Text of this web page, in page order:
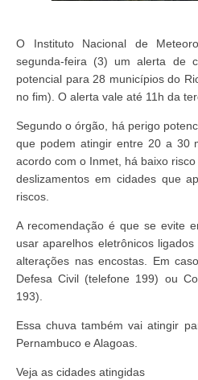
O Instituto Nacional de
segunda-feira (3) um alerta de
potencial para 28 municípios do
no fim). O alerta vale até 11h da
Segundo o órgão, há perigo
que podem atingir entre 20 a 30
acordo com o Inmet, há baixo
deslizamentos em cidades que
riscos.
A recomendação é que se evite
usar aparelhos eletrônicos
alterações nas encostas. Em
Defesa Civil (telefone 199) ou
193).
Essa chuva também vai atingir
Pernambuco e Alagoas.
Veja as cidades atingidas